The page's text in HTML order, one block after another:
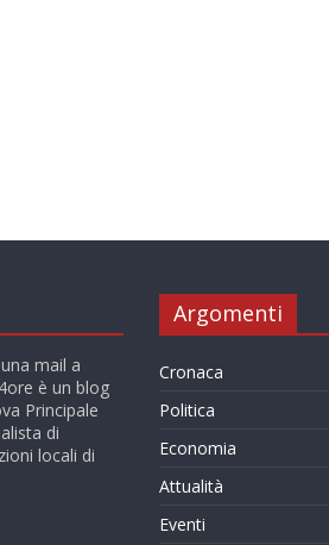
mail a
è un blog
Principale
di
locali di
Argomenti
Cronaca
Politica
Economia
Attualità
Eventi